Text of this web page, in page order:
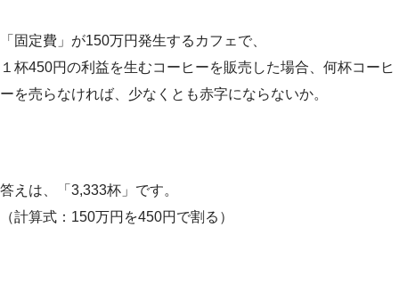
「固定費」が150万円発生するカフェで、
１杯450円の利益を生むコーヒーを販売した場合、何杯コーヒ
ーを売らなければ、少なくとも赤字にならないか。
答えは、「3,333杯」です。
（計算式：150万円を450円で割る）